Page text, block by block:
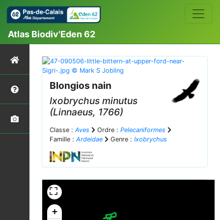
Atlas Biodiv'Eden 62
Blongios nain
Ixobrychus minutus
(Linnaeus, 1766)
Classe : Aves Ordre : Pelecaniformes
Famille : Ardeidae Genre : Ixobrychus
+